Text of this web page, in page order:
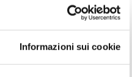
Informazioni sui cookie
è essenziale per evitare
del bestiame. I motori
resistere alle alte